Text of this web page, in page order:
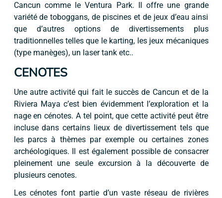
Cancun comme le Ventura Park. Il offre une grande
variété de toboggans, de piscines et de jeux d’eau ainsi
que d’autres options de divertissements plus
traditionnelles telles que le karting, les jeux mécaniques
(type manèges), un laser tank etc..
CENOTES
Une autre activité qui fait le succès de Cancun et de la
Riviera Maya c’est bien évidemment l’exploration et la
nage en cénotes. A tel point, que cette activité peut être
incluse dans certains lieux de divertissement tels que
les parcs à thèmes par exemple ou certaines zones
archéologiques. Il est également possible de consacrer
pleinement une seule excursion à la découverte de
plusieurs cenotes.
Les cénotes font partie d’un vaste réseau de rivières